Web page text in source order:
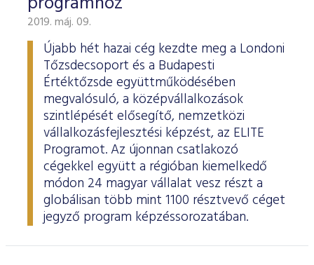
2019. máj. 09.
Újabb hét hazai cég kezdte meg a Londoni
Tőzsdecsoport és a Budapesti
Értéktőzsde együttműködésében
megvalósuló, a középvállalkozások
szintlépését elősegítő, nemzetközi
vállalkozásfejlesztési képzést, az ELITE
Programot. Az újonnan csatlakozó
cégekkel együtt a régióban kiemelkedő
módon 24 magyar vállalat vesz részt a
globálisan több mint 1100 résztvevő céget
jegyző program képzéssorozatában.